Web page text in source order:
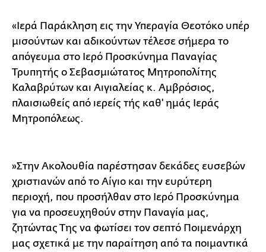
«Ιερά Παράκληση εις την Υπεραγία Θεοτόκο υπέρ
μισούντων και αδικούντων τέλεσε σήμερα το
απόγευμα στο Ιερό Προσκύνημα Παναγίας
Τρυπητής ο Σεβασμιώτατος Μητροπολίτης
Καλαβρύτων και Αιγιαλείας κ. Αμβρόσιος,
πλαισιωθείς από ιερείς τής καθ' ημάς Ιεράς
Μητροπόλεως.
»Στην Ακολουθία παρέστησαν δεκάδες ευσεβών
χριστιανών από το Αίγιο και την ευρύτερη
περιοχή, που προσήλθαν στο Ιερό Προσκύνημα
για να προσευχηθούν στην Παναγία μας,
ζητώντας Της να φωτίσει τον σεπτό Ποιμενάρχη
μας σχετικά με την παραίτηση από τα ποιμαντικά